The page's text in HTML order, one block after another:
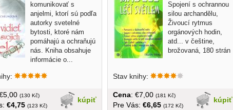
komunikovať s
anjelmi, ktorí sú podľa
autorky svetelné
bytosti, ktoré nám
pomáhajú a ochraňujú
nás. Kniha obsahuje
informácie o...
kúpiť
(130 Kč)
€4,75 (123 Kč)
Spojení s ochrannou
silou archandělu,
Živoucí rytmus
orgánových hodin,
atd... v češtine,
brožovaná, 180 strán
Stav knihy:
kúpiť
Cena: €7,00 (181 Kč)
Pre Vás: €6,65 (172 Kč)